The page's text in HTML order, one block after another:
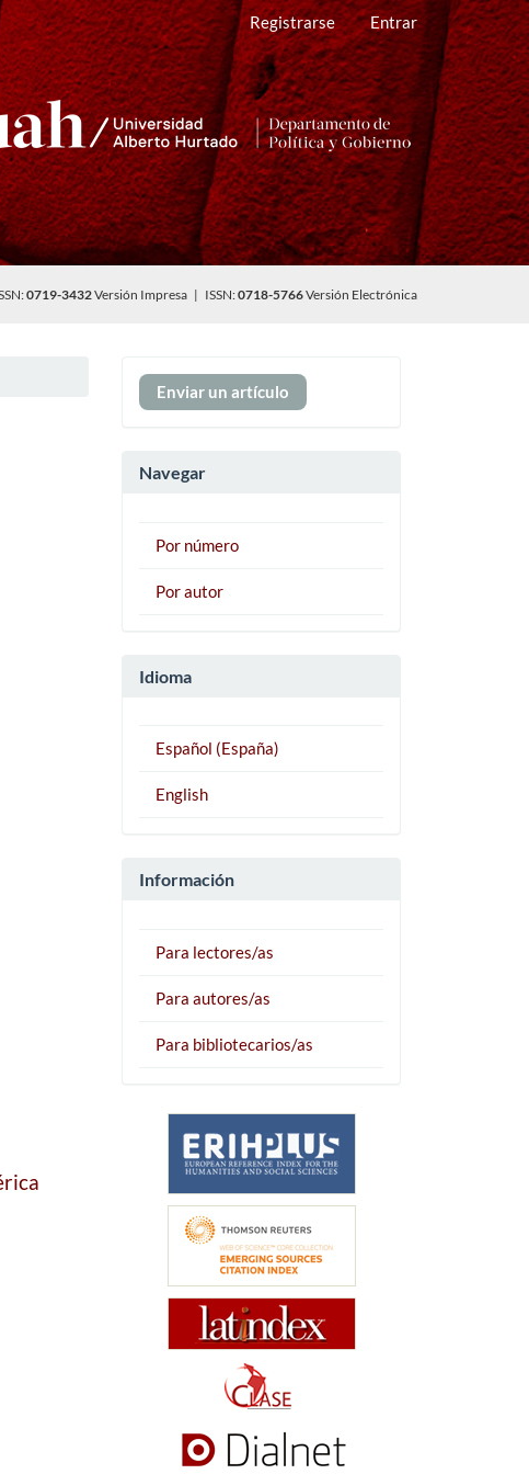
Registrarse Entrar
0719-3432Versión Impresa | ISSN:0718-5766Versión Electrónica
Enviar
un
Enviar un artículo
Navegar
Por número
Por autor
Idioma
Español (España)
English
Información
Para lectores/as
Para autores/as
Para bibliotecarios/as